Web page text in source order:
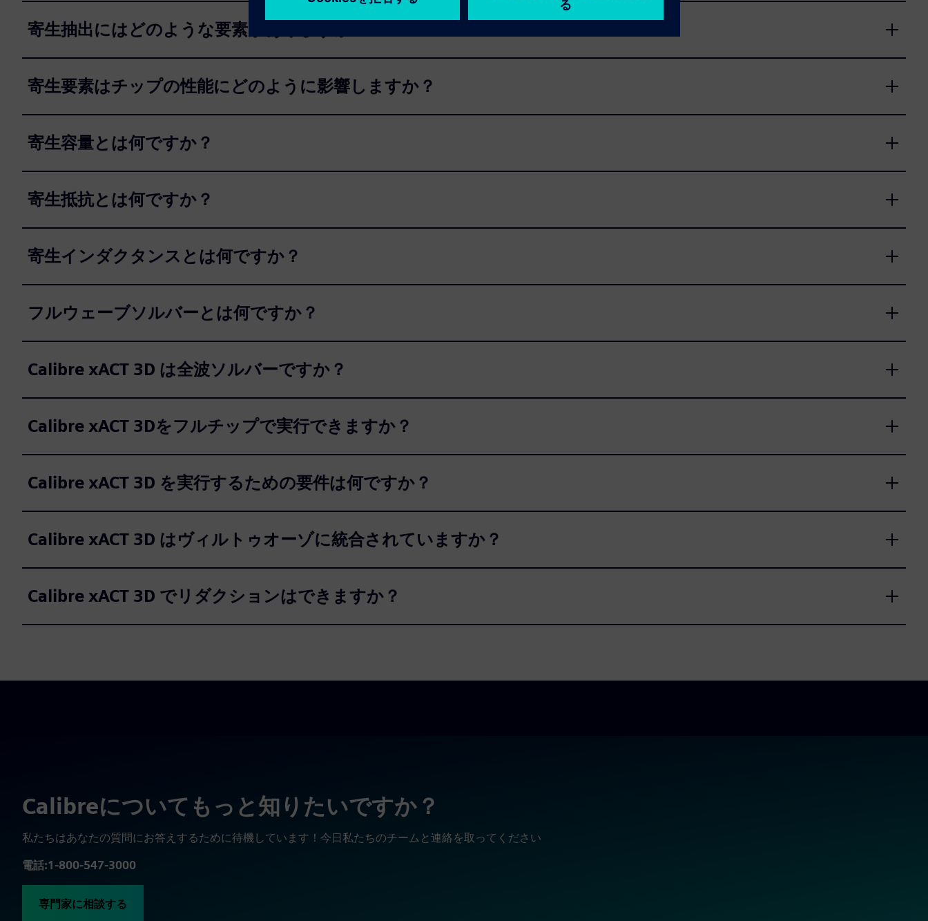
寄生抽出にはどのような要素がありますか？
寄生要素はチップの性能にどのように影響しますか？
寄生容量とは何ですか？
寄生抵抗とは何ですか？
寄生インダクタンスとは何ですか？
フルウェーブソルバーとは何ですか？
Calibre xACT 3D は全波ソルバーですか？
Calibre xACT 3Dをフルチップで実行できますか？
Calibre xACT 3D を実行するための要件は何ですか？
Calibre xACT 3D はヴィルトゥオーゾに統合されていますか？
Calibre xACT 3D でリダクションはできますか？
Calibreについてもっと知りたいですか？
私たちはあなたの質問にお答えするために待機しています！今日私たちのチームと連絡を取ってください
電話:1-800-547-3000
専門家に相談する